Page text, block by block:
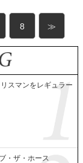
8 ≫
スマンをレギュラー
・ザ・ホース